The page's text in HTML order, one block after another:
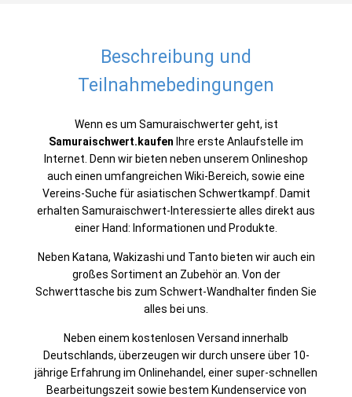
Beschreibung und
Teilnahmebedingungen
Wenn es um Samuraischwerter geht, ist
Samuraischwert.kaufen Ihre erste Anlaufstelle im
Internet. Denn wir bieten neben unserem Onlineshop
auch einen umfangreichen Wiki-Bereich, sowie eine
Vereins-Suche für asiatischen Schwertkampf. Damit
erhalten Samuraischwert-Interessierte alles direkt aus
einer Hand: Informationen und Produkte.
Neben Katana, Wakizashi und Tanto bieten wir auch ein
großes Sortiment an Zubehör an. Von der
Schwerttasche bis zum Schwert-Wandhalter finden Sie
alles bei uns.
Neben einem kostenlosen Versand innerhalb
Deutschlands, überzeugen wir durch unsere über 10-
jährige Erfahrung im Onlinehandel, einer super-schnellen
Bearbeitungszeit sowie bestem Kundenservice von